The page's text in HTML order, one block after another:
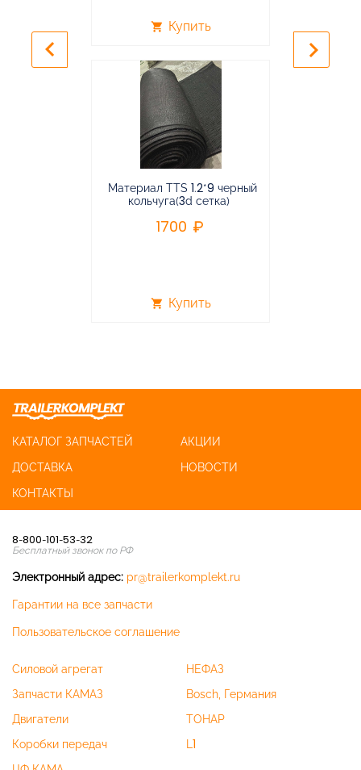
shopping_cart Купить
Материал TTS 1.2*9 черный
кольчуга(3d сетка)
1700
shopping_cart Купить
keyboard_arrow_left keyboard_arrow_right
КАТАЛОГ ЗАПЧАСТЕЙ
АКЦИИ
ДОСТАВКА
НОВОСТИ
КОНТАКТЫ
8-800-101-53-32
Бесплатный звонок по РФ
Электронный адрес: pr@trailerkomplekt.ru
Гарантии на все запчасти
Пользовательское соглашение
Силовой агрегат
Запчасти КАМАЗ
Двигатели
Коробки передач
НЕФАЗ
Bosch, Германия
ТОНАР
L1